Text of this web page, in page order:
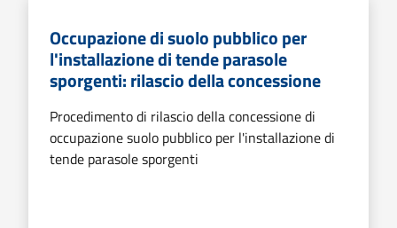
Occupazione di suolo pubblico per
l'installazione di tende parasole
sporgenti: rilascio della concessione
Procedimento di rilascio della concessione di
occupazione suolo pubblico per l'installazione di
tende parasole sporgenti